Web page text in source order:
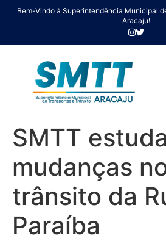
Bem-Vindo à Superintendência Municipal
Aracaju!
SMTT
mudanças
trânsito da
Paraíba